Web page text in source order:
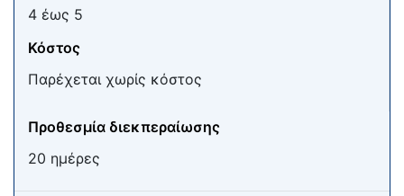
4 έως 5
Κόστος
Παρέχεται χωρίς κόστος
Προθεσμία διεκπεραίωσης
20 ημέρες